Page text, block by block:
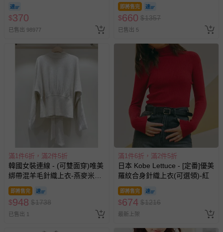
$370
已售出 98977
即將售完
$660 $1357
已售出 5
滿1件6折，滿2件5折
韓國女裝連線 - (可雙面穿)唯美
綁帶混羊毛針織上衣-燕麥米
(FREE)
即將售完
$948 $1738
已售出 1
滿1件6折，滿2件5折
日本 Kobe Lettuce - [定番]優美
羅紋合身針織上衣(可選領)-紅
即將售完
$674 $1216
最新上架